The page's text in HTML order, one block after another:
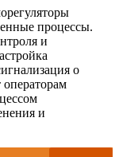
процессы.
и
о
и